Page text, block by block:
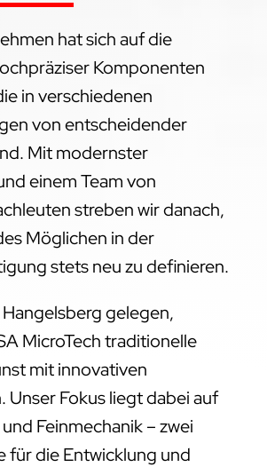
hat sich auf die
Komponenten
in verschiedenen
von entscheidender
Mit modernster
einem Team von
streben wir danach,
Möglichen in der
stets neu zu definieren.
gelegen,
MicroTech traditionelle
mit innovativen
Unser Fokus liegt dabei auf
Feinmechanik – zwei
für die Entwicklung und